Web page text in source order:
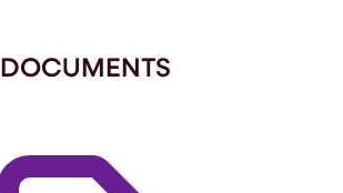
DOCUMENTS